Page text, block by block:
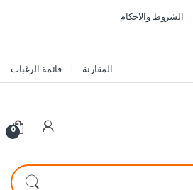
الشروط والاحكام
المقارنة
قائمة الرغبات
0